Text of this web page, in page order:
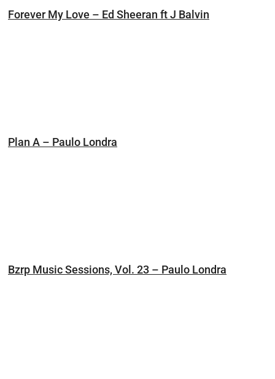
Forever My Love – Ed Sheeran ft J Balvin
Plan A – Paulo Londra
Bzrp Music Sessions, Vol. 23 – Paulo Londra